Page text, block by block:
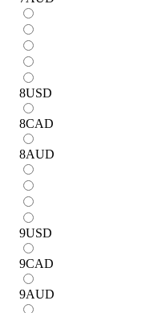
8USD
8CAD
8AUD
9USD
9CAD
9AUD